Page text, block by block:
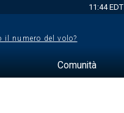
11:44 EDT
il numero del volo?
Comunità